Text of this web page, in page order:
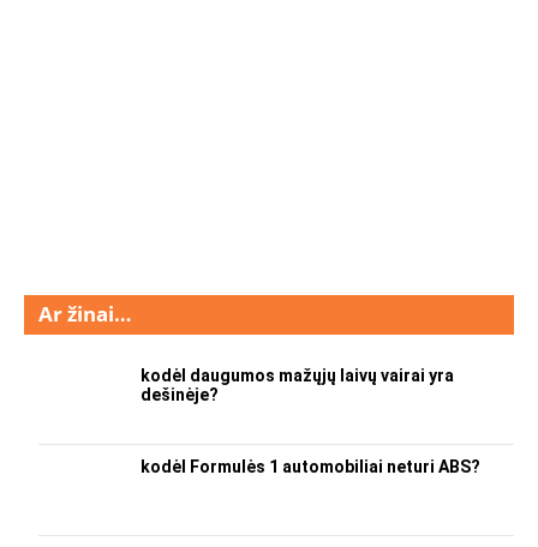
Ar žinai…
kodėl daugumos mažųjų laivų vairai yra
dešinėje?
kodėl Formulės 1 automobiliai neturi ABS?